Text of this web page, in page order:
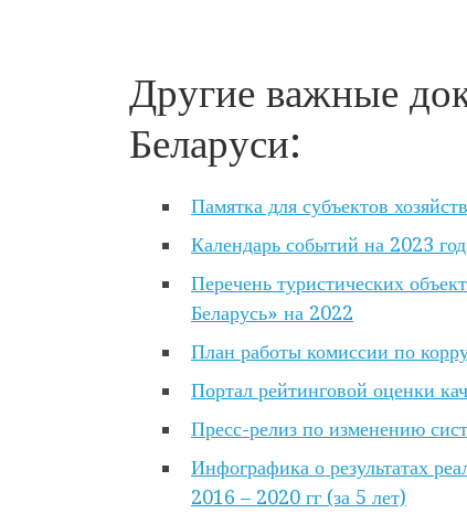
Другие важные
Беларуси:
Памятка для субъектов
Календарь событий на 2023 год
Перечень туристических
Беларусь» на 2022
План работы комиссии по
Портал рейтинговой оценки
Пресс-релиз по изменению
Инфографика о результатах
2016 – 2020 гг (за 5 лет)